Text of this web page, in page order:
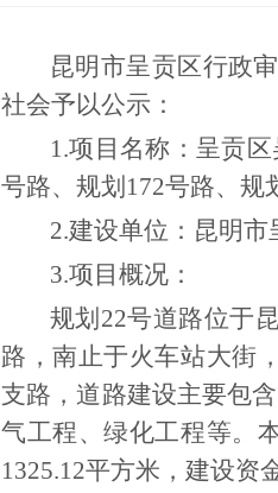
昆明市呈贡区行政
社会予以公示：
1.项目名称： 呈贡
号路、规划172号路、规
2.建设单位： 昆明市
3.项目概况 ：
规划 22号道路位于
路，南止于火车站大街
支路，道路建设主要包
气工程、绿化工程等。
1325.12平方米，建设资